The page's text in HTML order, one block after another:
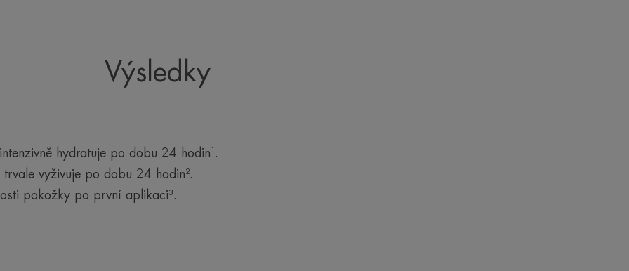
Výsledky
hydratuje po dobu 24 hodin¹.
vyživuje po dobu 24 hodin².
pokožky po první aplikaci³.